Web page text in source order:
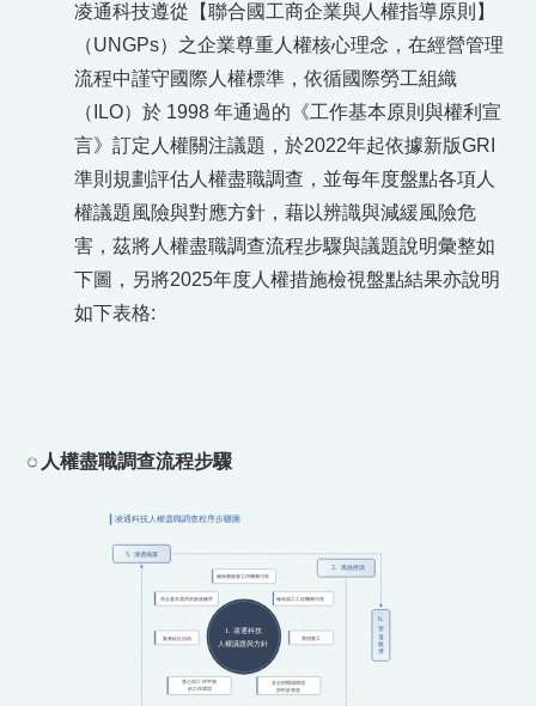
凌通科技遵從【聯合國工商企業與人權指導原則】
（UNGPs）之企業尊重人權核心理念，在經營管理
流程中謹守國際人權標準，依循國際勞工組織
（ILO）於 1998 年通過的《工作基本原則與權利宣
言》訂定人權關注議題，於2022年起依據新版GRI
準則規劃評估人權盡職調查，並每年度盤點各項人
權議題風險與對應方針，藉以辨識與減緩風險危
害，茲將人權盡職調查流程步驟與議題說明彙整如
下圖，另將2025年度人權措施檢視盤點結果亦說明
如下表格:
人權盡職調查流程步驟